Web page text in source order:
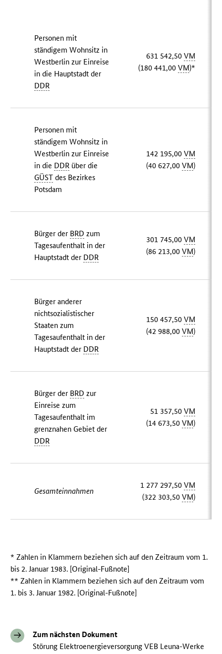
Personen mit
ständigem Wohnsitz in
Westberlin zur Einreise
in die Hauptstadt der
DDR
631 542,50VM
(180 441,00VM)*
Personen mit
ständigem Wohnsitz in
Westberlin zur Einreise
in die DDR über die
GÜST des Bezirkes
Potsdam
142 195,00VM
(40 627,00VM)
Bürger der BRD zum
Tagesaufenthalt in der
Hauptstadt der DDR
301 745,00VM
(86 213,00VM)
Bürger anderer
nichtsozialistischer
Staaten zum
Tagesaufenthalt in der
Hauptstadt der DDR
150 457,50VM
(42 988,00VM)
Bürger der BRD zur
Einreise zum
Tagesaufenthalt im
grenznahen Gebiet der
DDR
51 357,50VM
(14 673,50VM)
Gesamteinnahmen
1 277 297,50VM
(322 303,50VM)
* Zahlen in Klammern beziehen sich auf den Zeitraum vom 1.
bis 2. Januar 1983. [Original-Fußnote]
** Zahlen in Klammern beziehen sich auf den Zeitraum vom
1. bis 3. Januar 1982. [Original-Fußnote]
Zum nächsten Dokument
Störung Elektroenergieversorgung VEB Leuna-Werke